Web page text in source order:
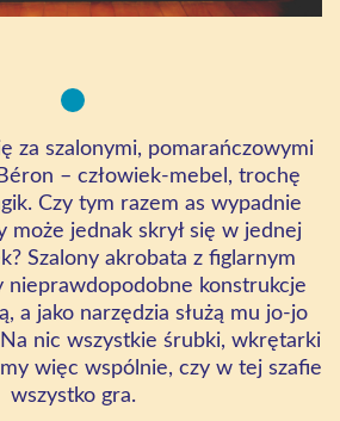
za szalonymi, pomarańczowymi
– człowiek-mebel, trochę
Czy tym razem as wypadnie
może jednak skrył się w jednej
Szalony akrobata z figlarnym
nieprawdopodobne konstrukcje
a jako narzędzia służą mu jo-jo
nic wszystkie śrubki, wkrętarki
więc wspólnie, czy w tej szafie
wszystko gra.